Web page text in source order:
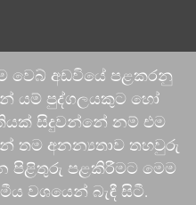
වෙබ් අඩවියේ පළකරනු
යම් පුද්ගලයකුට හෝ
සිදුවන්නේ නම් එම
තම අනන්‍යතාව තහවුරු
පිළිතුරු පළකිරීමට මෙම
වශයෙන් බැඳී සිටී.